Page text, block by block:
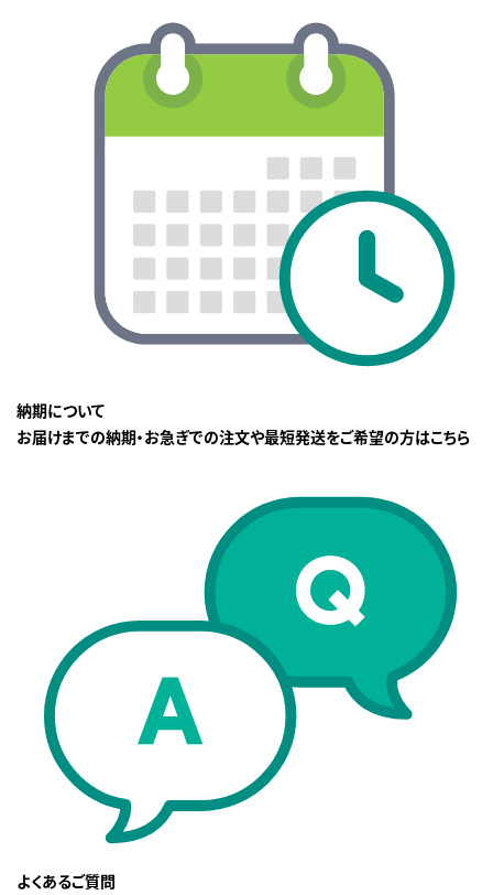
納期について
お届けまでの納期・お急ぎでの注文や最短発送をご希望の方はこちら
よくあるご質問